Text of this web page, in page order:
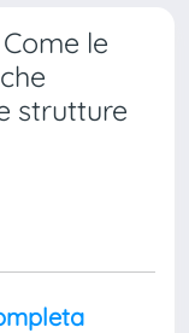
le
strutture